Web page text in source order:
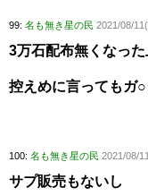
99: 名も無き星の民 2021/08/
3万石配布無くなっ
控えめに言ってもガ
100: 名も無き星の民 2021/08/
サプ販売もないし